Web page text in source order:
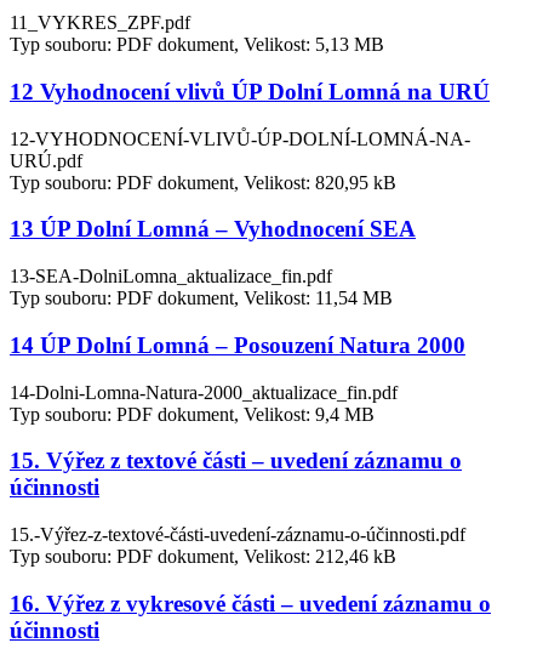
11_VYKRES_ZPF.pdf
Typ souboru: PDF dokument, Velikost: 5,13 MB
12 Vyhodnocení vlivů ÚP Dolní Lomná na URÚ
12-VYHODNOCENÍ-VLIVŮ-ÚP-DOLNÍ-LOMNÁ-NA-
URÚ.pdf
Typ souboru: PDF dokument, Velikost: 820,95 kB
13 ÚP Dolní Lomná – Vyhodnocení SEA
13-SEA-DolniLomna_aktualizace_fin.pdf
Typ souboru: PDF dokument, Velikost: 11,54 MB
14 ÚP Dolní Lomná – Posouzení Natura 2000
14-Dolni-Lomna-Natura-2000_aktualizace_fin.pdf
Typ souboru: PDF dokument, Velikost: 9,4 MB
15. Výřez z textové části – uvedení záznamu o
účinnosti
15.-Výřez-z-textové-části-uvedení-záznamu-o-účinnosti.pdf
Typ souboru: PDF dokument, Velikost: 212,46 kB
16. Výřez z vykresové části – uvedení záznamu o
účinnosti